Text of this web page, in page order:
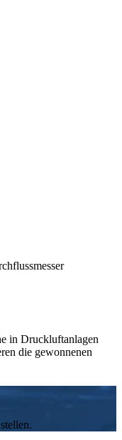
in Druckluftanlagen
die gewonnenen